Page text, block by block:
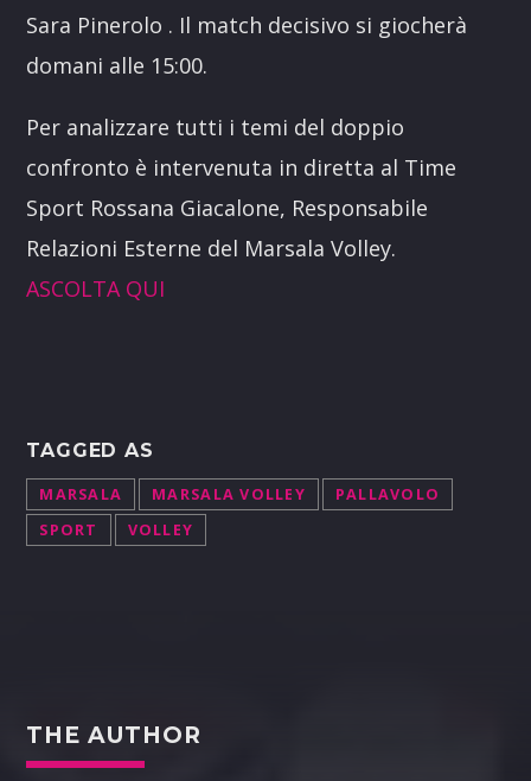
Sara Pinerolo . Il match decisivo si giocherà
domani alle 15:00.
Per analizzare tutti i temi del doppio
confronto è intervenuta in diretta al Time
Sport Rossana Giacalone, Responsabile
Relazioni Esterne del Marsala Volley.
ASCOLTA QUI
TAGGED AS
MARSALA MARSALA VOLLEY
PALLAVOLO
SPORT
VOLLEY
THE AUTHOR